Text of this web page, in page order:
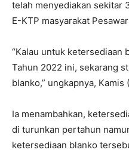
telah menyediakan sekitar
E-KTP masyarakat
“Kalau untuk ketersediaan
Tahun 2022 ini, sekarang
blanko,” ungkapnya, Kamis
Ia menambahkan,
di turunkan pertahun
ketersediaan blanko